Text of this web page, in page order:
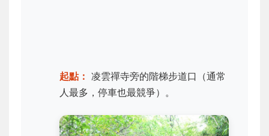
起點： 凌雲禪寺旁的階梯步道口（通常
人最多，停車也最競爭）。